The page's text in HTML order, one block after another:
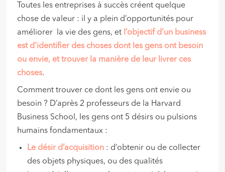
Toutes les entreprises à succès créent quelque
chose de valeur : il y a plein d’opportunités pour
améliorer la vie des gens, et l’objectif d’un business
est d’identifier des choses dont les gens ont besoin
ou envie, et trouver la manière de leur livrer ces
choses.
Comment trouver ce dont les gens ont envie ou
besoin ? D’après 2 professeurs de la Harvard
Business School, les gens ont 5 désirs ou pulsions
humains fondamentaux :
Le désir d’acquisition : d’obtenir ou de collecter
des objets physiques, ou des qualités